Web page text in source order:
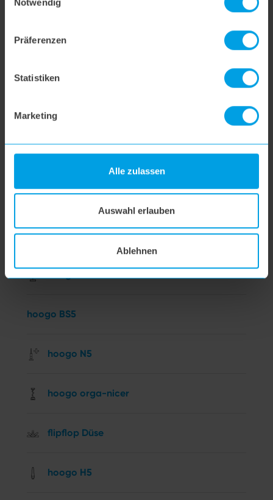
Präferenzen
Statistiken
Marketing
Alle zulassen
Auswahl erlauben
Ablehnen
hoogo R2
hoogo B3+
hoogo S3
hoogo S4
hoogo S5+
hoogo S6
hoogo BS5
hoogo N5
hoogo orga-nicer
flipflop Düse
hoogo H5